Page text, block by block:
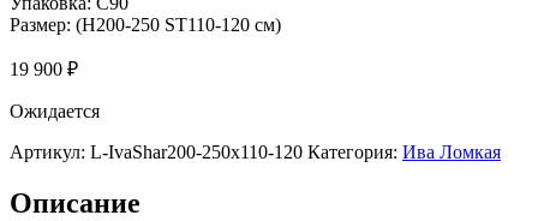
Размер: (H200-250 ST110-120 см)
19 900 ₽
Ожидается
Артикул: L-IvaShar200-250x110-120 Категория: Ива Ломкая
Описание